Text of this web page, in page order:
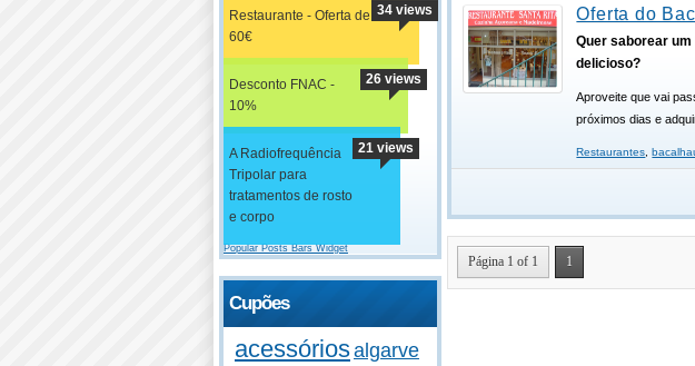
Restaurante - Oferta de
60€
34 views
Desconto FNAC -
10%
26 views
A Radiofrequência
Tripolar para
tratamentos de rosto
e corpo
21 views
Popular Posts Bars Widget
Cupões
acessóriosalgarve
Oferta do
Quer saborear
delicioso?
Aproveite que vai
próximos dias e
Restaurantes ,
Página 1 of 1 1